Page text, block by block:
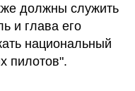
должны служить
и глава его
национальный
пилотов".